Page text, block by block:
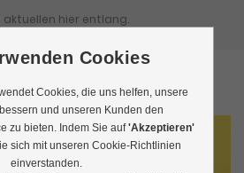
aktuellen hier entlang.
Cookies
Cookies, die uns helfen, unsere
und unseren Kunden den
zu bieten. Indem Sie auf'Akzeptieren'
sich mit unseren Cookie-Richtlinien
einverstanden.